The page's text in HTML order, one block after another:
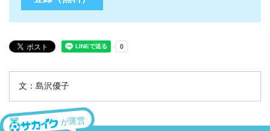
文：島沢優子
が運営